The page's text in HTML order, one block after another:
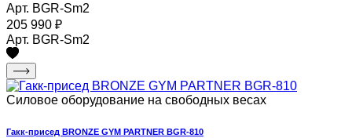
Арт. BGR-Sm2
205 990 ₽
Арт. BGR-Sm2
Силовое оборудование на свободных весах
Гакк-присед BRONZE GYM PARTNER BGR-810